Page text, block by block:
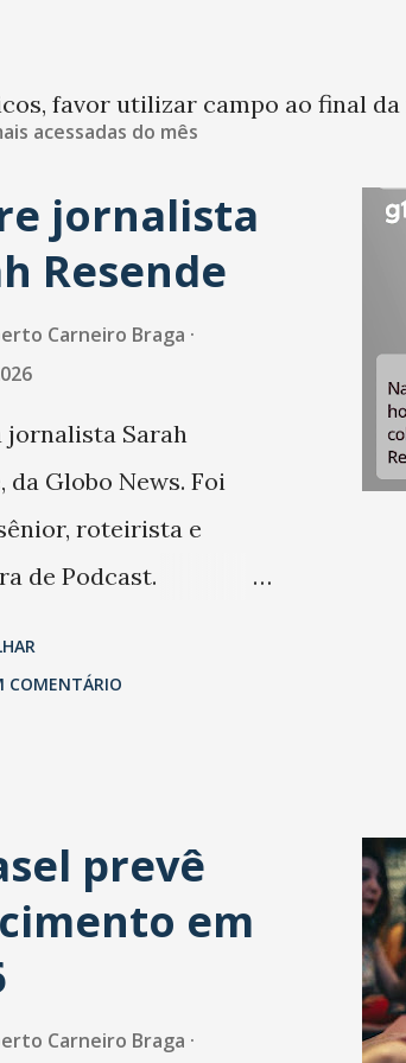
favor utilizar campo ao final
acessadas do mês
jornalista
Resende
Carneiro Braga
jornalista Sarah
da Globo News. Foi
roteirista e
de Podcast.
COMENTÁRIO
prevê
em
Carneiro Braga